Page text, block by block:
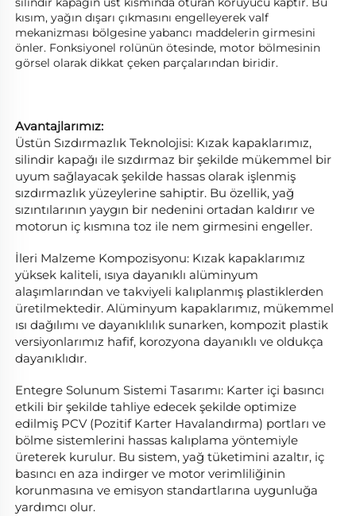
kısım, yağın dışarı çıkmasını engelleyerek valf
mekanizması bölgesine yabancı maddelerin girmesini
önler. Fonksiyonel rolünün ötesinde, motor bölmesinin
görsel olarak dikkat çeken parçalarından biridir.
Avantajlarımız:
Üstün Sızdırmazlık Teknolojisi: Kızak kapaklarımız,
silindir kapağı ile sızdırmaz bir şekilde mükemmel bir
uyum sağlayacak şekilde hassas olarak işlenmiş
sızdırmazlık yüzeylerine sahiptir. Bu özellik, yağ
sızıntılarının yaygın bir nedenini ortadan kaldırır ve
motorun iç kısmına toz ile nem girmesini engeller.
İleri Malzeme Kompozisyonu: Kızak kapaklarımız
yüksek kaliteli, ısıya dayanıklı alüminyum
alaşımlarından ve takviyeli kalıplanmış plastiklerden
üretilmektedir. Alüminyum kapaklarımız, mükemmel
ısı dağılımı ve dayanıklılık sunarken, kompozit plastik
versiyonlarımız hafif, korozyona dayanıklı ve oldukça
dayanıklıdır.
Entegre Solunum Sistemi Tasarımı: Karter içi basıncı
etkili bir şekilde tahliye edecek şekilde optimize
edilmiş PCV (Pozitif Karter Havalandırma) portları ve
bölme sistemlerini hassas kalıplama yöntemiyle
üreterek kurulur. Bu sistem, yağ tüketimini azaltır, iç
basıncı en aza indirger ve motor verimliliğinin
korunmasına ve emisyon standartlarına uygunluğa
yardımcı olur.